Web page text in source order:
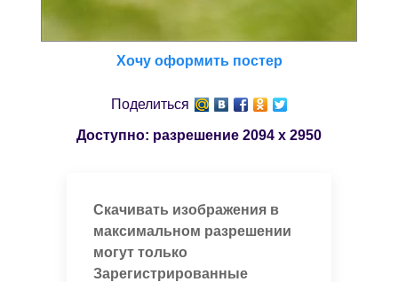
Хочу оформить постер
Поделиться
Доступно: разрешение 2094 x 2950
Скачивать изображения в
максимальном разрешении
могут только
Зарегистрированные